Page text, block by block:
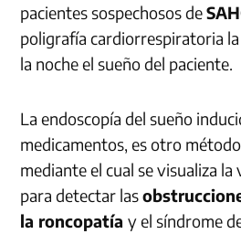
pacientes sospechosos de
poligrafía cardiorrespiratoria
la noche el sueño del paciente.
La endoscopía del sueño
medicamentos, es otro
mediante el cual se visualiza
para detectar las
la roncopatíay el síndrome